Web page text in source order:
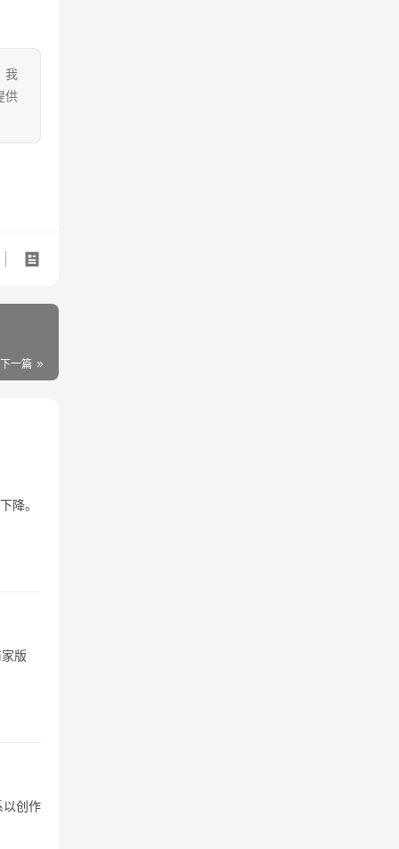
我
供
下一篇
降。
版
以创作